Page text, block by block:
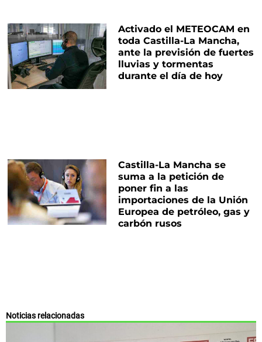
Activado el METEOCAM en
toda Castilla-La Mancha,
ante la previsión de fuertes
lluvias y tormentas
durante el día de hoy
Castilla-La Mancha se
suma a la petición de
poner fin a las
importaciones de la Unión
Europea de petróleo, gas y
carbón rusos
Noticias relacionadas